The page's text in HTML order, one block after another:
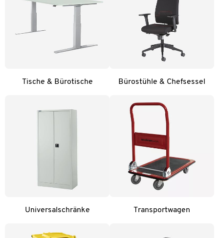
Tische & Bürotische Bürostühle & Chefsessel
Universalschränke Transportwagen